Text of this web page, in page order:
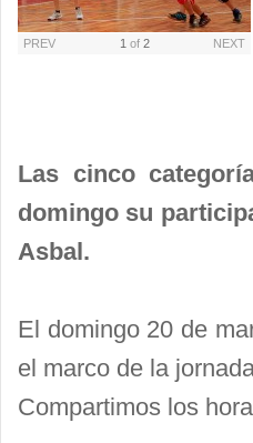
PREV 1 of 2 NEXT
Las cinco
domingo su
Asbal.
El domingo 20 de
el marco de la
Compartimos los